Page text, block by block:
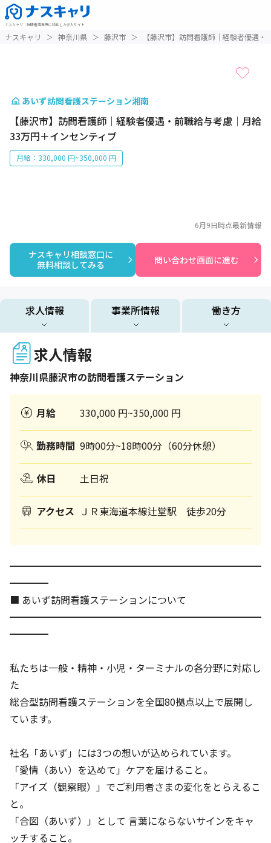
ナスキャリ ： 訪問看護業界に特化した求人サイト
ナスキャリ ＞ 神奈川県 ＞ 藤沢市 ＞ 【藤沢市】訪問看護師｜経験者優遇
あいず訪問看護ステーション湘南
【藤沢市】訪問看護師｜経験者優遇・前職給与考慮｜月給
33万円＋インセンティブ
月給：330,000 円~350,000 円
ナスキャリ相談窓口に
無料相談してみる
問い合わせ画面に進む
6月9日時点最新情報
求人情報 事業所情報 働き方
求人情報
神奈川県藤沢市の訪問看護ステーション
月給 330,000 円~350,000 円
勤務時間 9時00分~18時00分（60分休憩）
休日 土日祝
アクセス ＪＲ東海道本線辻堂駅 徒歩20分
━━━━━━━━━━━━━━━━━━━━━━━━━━
━━━━
■ あいず訪問看護ステーションについて
━━━━━━━━━━━━━━━━━━━━━━━━━━
━━━━
私たちは一般・精神・小児・ターミナルの各分野に対応し
た
総合型訪問看護ステーションを全国80拠点以上で展開し
ています。
社名「あいず」には3つの想いが込められています。
「愛情（あい）を込めて」ケアを届けること。
「アイズ（観察眼）」でご利用者さまの変化をとらえるこ
と。
「合図（あいず）」として 言葉にならないサインをキャ
ッチすること。